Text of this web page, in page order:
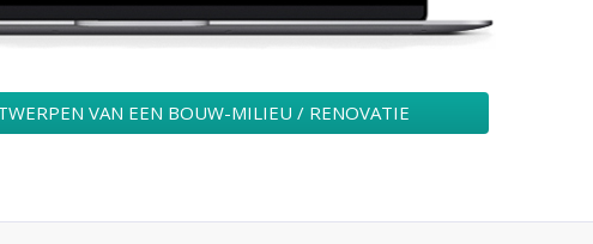
VAN EEN BOUW-MILIEU / RENOVATIE